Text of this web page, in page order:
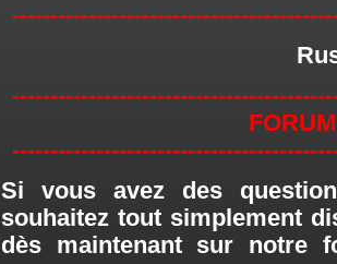
Si vous avez des
souhaitez tout simplement
dès maintenant sur notre